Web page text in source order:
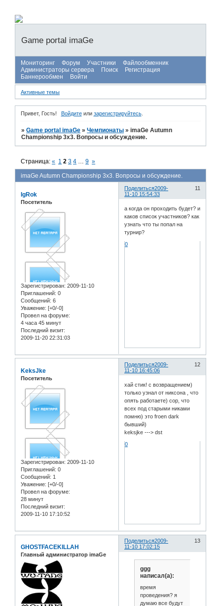
Game portal imaGe
Мониторинг Форум Участники
Файлообменник
Администраторы сервера
Поиск
Регистрация
Баннерообмен
Войти
Активные темы
Привет, Гость! Войдитеили зарегистрируйтесь.
»Game portal imaGe »Чемпионаты »imaGe Autumn
Championship 3x3. Вопросы и обсуждение.
imaGe Autumn Championship 3x3. Вопросы и обсуждение.
Страница:« 1 2 3 4 9 »
Поделиться 11
2009-
11-10 15:54:33
IgRok
Посетитель
Зарегистрирован: 2009-11-10
Приглашений: 0
Сообщений: 6
Уважение: [+0/-0]
Провел на форуме:
4 часа 45 минут
Последний визит:
2009-11-20 22:31:03
а когда он проходить будет? и
каков список участников? как
узнать что ты попал на
турнир?
0
Поделиться 12
2009-
11-10 16:45:06
KeksJke
Посетитель
Зарегистрирован: 2009-11-10
Приглашений: 0
Сообщений: 1
Уважение: [+0/-0]
Провел на форуме:
28 минут
Последний визит:
2009-11-10 17:10:52
хай стик! с возвращением)
только узнал от никсона , что
опять работаете) сор, что
всех под старыми никами
помню) это froen dark
бывший)
keksjke ---> dst
0
Поделиться 13
2009-
11-10 17:02:15
GHOSTFACEKILLAH
Главный администратор imaGe
ggg
написал(а):
время
проведения? я
думаю все будут